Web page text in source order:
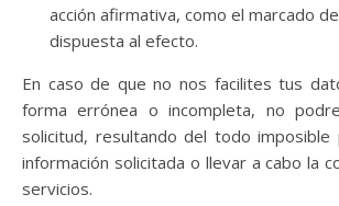
acción afirmativa, como el marcado
dispuesta al efecto.
En caso de que no nos facilites tus
forma errónea o incompleta, no
solicitud, resultando del todo imposible
información solicitada o llevar a cabo la
servicios.